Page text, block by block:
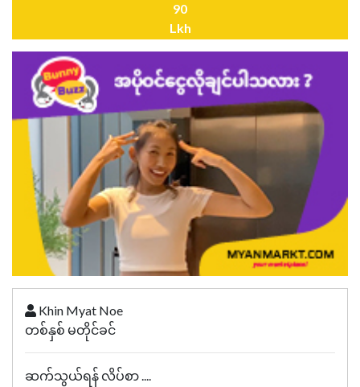
90
Lkh
Khin Myat Noe
တစ်နှစ် မတိုင်ခင်
ဆက်သွယ်ရန် လိပ်စာ ....